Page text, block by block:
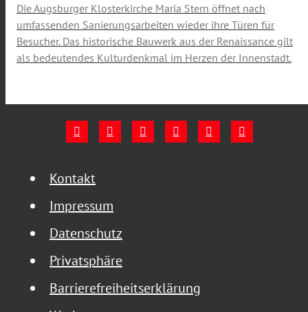
Die Augsburger Klosterkirche Maria Stern öffnet nach
umfassenden Sanierungsarbeiten wieder ihre Türen für
Besucher. Das historische Bauwerk aus der Renaissance gilt
als bedeutendes Kulturdenkmal im Herzen der Innenstadt.
Kontakt
Impressum
Datenschutz
Privatsphäre
Barrierefreiheitserklärung